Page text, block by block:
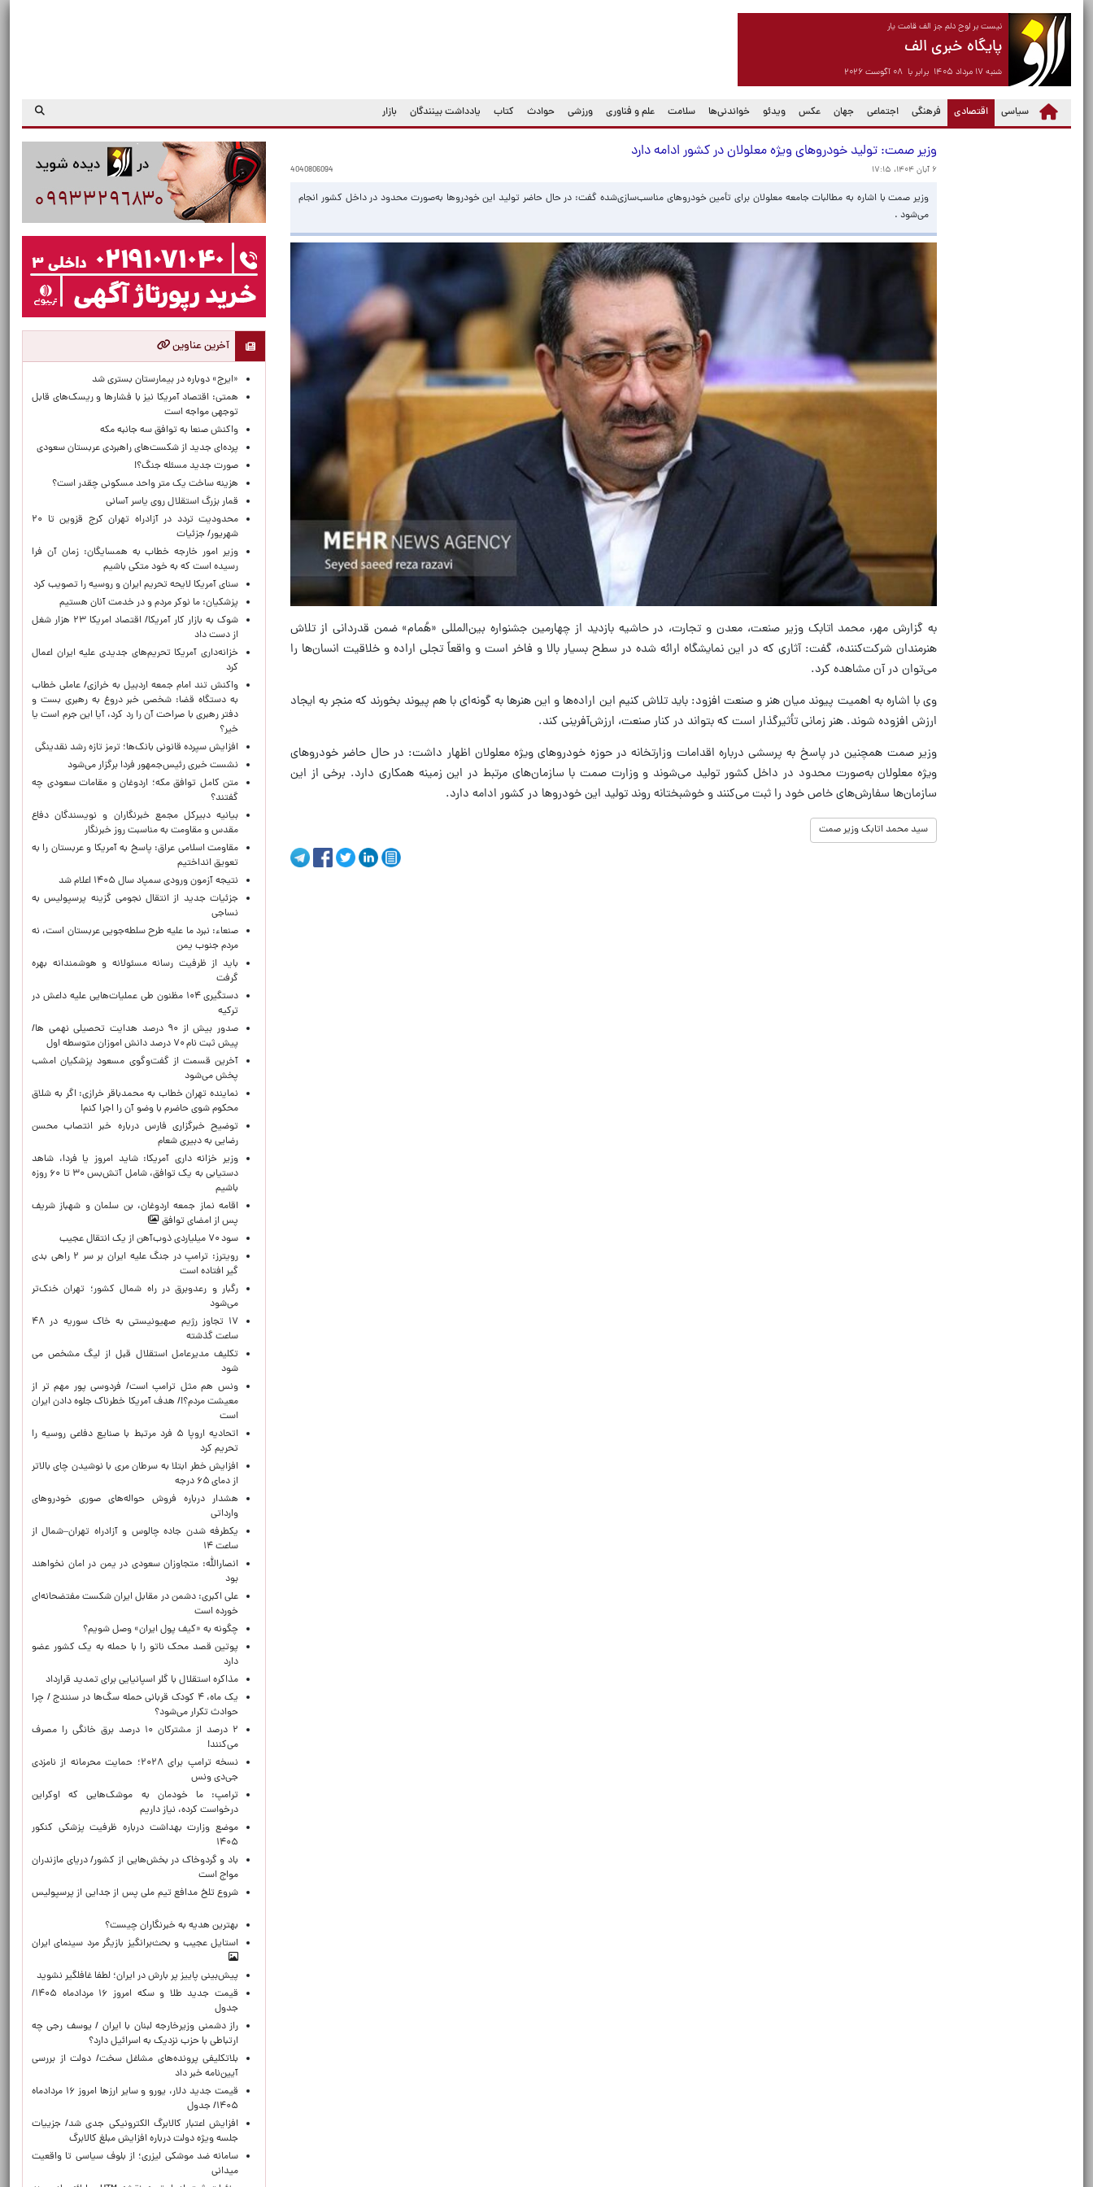
نیست بر لوح دلم جز الف قامت یار
پایگاه خبری الف
شنبه ۱۷ مرداد ۱۴۰۵ برابر با ۰۸ آگوست ۲۰۲۶
سیاسی اقتصادی
(current) فرهنگی اجتماعی جهان عکس ویدئو خواندنی‌ها سلامت علم و فناوری ورزشی حوادث کتاب یادداشت بینندگان بازار
وزیر صمت: تولید خودروهای ویژه معلولان در کشور ادامه دارد
۶ آبان ۱۴۰۴، ۱۷:۱۵ 4040806094
وزیر صمت با اشاره به مطالبات جامعه معلولان برای تأمین خودروهای مناسب‌سازی‌شده گفت: در حال حاضر تولید این خودروها به‌صورت محدود در داخل کشور انجام
می‌شود .
به گزارش مهر، محمد اتابک وزیر صنعت، معدن و تجارت، در حاشیه بازدید از چهارمین جشنواره بین‌المللی «هُمام» ضمن قدردانی از تلاش
هنرمندان شرکت‌کننده، گفت: آثاری که در این نمایشگاه ارائه شده در سطح بسیار بالا و فاخر است و واقعاً تجلی اراده و خلاقیت انسان‌ها را
می‌توان در آن مشاهده کرد.
وی با اشاره به اهمیت پیوند میان هنر و صنعت افزود: باید تلاش کنیم این اراده‌ها و این هنرها به گونه‌ای با هم پیوند بخورند که منجر به ایجاد
ارزش افزوده شوند. هنر زمانی تأثیرگذار است که بتواند در کنار صنعت، ارزش‌آفرینی کند.
وزیر صمت همچنین در پاسخ به پرسشی درباره اقدامات وزارتخانه در حوزه خودروهای ویژه معلولان اظهار داشت: در حال حاضر خودروهای
ویژه معلولان به‌صورت محدود در داخل کشور تولید می‌شوند و وزارت صمت با سازمان‌های مرتبط در این زمینه همکاری دارد. برخی از این
سازمان‌ها سفارش‌های خاص خود را ثبت می‌کنند و خوشبختانه روند تولید این خودروها در کشور ادامه دارد.
سید محمد اتابک وزیر صمت
آخرین عناوین
«ایرج» دوباره در بیمارستان بستری شد
همتی: اقتصاد آمریکا نیز با فشارها و ریسک‌های قابل
توجهی مواجه است
واکنش صنعا به توافق سه جانبه مکه
پرده‌ای جدید از شکست‌های راهبردی عربستان سعودی
صورت جدید مسئله جنگ؟!
هزینه ساخت یک متر واحد مسکونی چقدر است؟
قمار بزرگ استقلال روی یاسر آسانی
محدودیت تردد در آزادراه تهران کرج قزوین تا ۲۰
شهریور/ جزئیات
وزیر امور خارجه خطاب به همسایگان: زمان آن فرا
رسیده است که به خود متکی باشیم
سنای آمریکا لایحه تحریم ایران و روسیه را تصویب کرد
پزشکیان: ما نوکر مردم و در خدمت آنان هستیم
شوک به بازار کار آمریکا/ اقتصاد امریکا ۲۳ هزار شغل
از دست داد
خزانه‌داری آمریکا تحریم‌های جدیدی علیه ایران اعمال
کرد
واکنش تند امام جمعه اردبیل به خرازی/ عاملی خطاب
به دستگاه قضا: شخصی خبر دروغ به رهبری بست و
دفتر رهبری با صراحت آن را رد کرد، آیا این جرم است یا
خیر؟
افزایش سپرده قانونی بانک‌ها؛ ترمز تازه رشد نقدینگی
نشست خبری رئیس‌جمهور فردا برگزار می‌شود
متن کامل توافق مکه؛ اردوغان و مقامات سعودی چه
گفتند؟
بیانیه دبیرکل مجمع خبرنگاران و نویسندگان دفاع
مقدس و مقاومت به مناسبت روز خبرنگار
مقاومت اسلامی عراق: پاسخ به آمریکا و عربستان را به
تعویق انداختیم
نتیجه آزمون ورودی سمپاد سال ۱۴۰۵ اعلام شد
جزئیات جدید از انتقال نجومی گزینه پرسپولیس به
نساجی
صنعاء: نبرد ما علیه طرح سلطه‌جویی عربستان است، نه
مردم جنوب یمن
باید از ظرفیت رسانه مسئولانه و هوشمندانه بهره
گرفت
دستگیری ۱۰۴ مظنون طی عملیات‌هایی علیه داعش در
ترکیه
صدور بیش از ۹۰ درصد هدایت تحصیلی نهمی ها/
پیش ثبت نام ۷۰ درصد دانش اموزان متوسطه اول
آخرین قسمت از گفت‌وگوی مسعود پزشکیان امشب
پخش می‌شود
نماینده تهران خطاب به محمدباقر خرازی: اگر به شلاق
محکوم شوی حاضرم با وضو آن را اجرا کنم!
توضیح خبرگزاری فارس درباره خبر انتصاب محسن
رضایی به دبیری شعام
وزیر خزانه داری آمریکا: شاید امروز یا فردا، شاهد
دستیابی به یک توافق، شامل آتش‌بس ۳۰ تا ۶۰ روزه
باشیم
اقامه نماز جمعه اردوغان، بن ‌سلمان و شهباز شریف
پس از امضای توافق
سود ۷۰ میلیاردی ذوب‌آهن از یک انتقال عجیب
رویترز: ترامپ در جنگ علیه ایران بر سر ۲ راهی بدی
گیر افتاده است
رگبار و رعدوبرق در راه شمال کشور؛ تهران خنک‌تر
می‌شود
۱۷ تجاوز رژیم صهیونیستی به خاک سوریه در ۴۸
ساعت گذشته
تکلیف مدیرعامل استقلال قبل از لیگ مشخص می
شود
ونس هم مثل ترامپ است/ فردوسی پور مهم تر از
معیشت مردم؟!/ هدف آمریکا خطرناک جلوه دادن ایران
است
اتحادیه اروپا ۵ فرد مرتبط با صنایع دفاعی روسیه را
تحریم کرد
افزایش خطر ابتلا به سرطان مری با نوشیدن چای بالاتر
از دمای ۶۵ درجه
هشدار درباره فروش حواله‌های صوری خودروهای
وارداتی
یکطرفه شدن جاده چالوس و آزادراه تهران–شمال از
ساعت ۱۴
انصارالله: متجاوزان سعودی در یمن در امان نخواهند
بود
علی اکبری: دشمن در مقابل ایران شکست مفتضحانه‌ای
خورده است
چگونه به «کیف پول ایران» وصل شویم؟
پوتین قصد محک ناتو را با حمله به یک کشور عضو
دارد
مذاکره استقلال با گلر اسپانیایی برای تمدید قرارداد
یک ماه، ۴ کودک قربانی حمله سگ‌ها در سنندج / چرا
حوادث تکرار می‌شود؟
۲ درصد از مشترکان ۱۰ درصد برق خانگی را مصرف
می‌کنند!
نسخه ترامپ برای ۲۰۲۸؛ حمایت محرمانه از نامزدی
جی‌دی ونس
ترامپ: ما خودمان به موشک‌هایی که اوکراین
درخواست کرده، نیاز داریم
موضع وزارت بهداشت درباره ظرفیت پزشکی کنکور
۱۴۰۵
باد و گردوخاک در بخش‌هایی از کشور/ دریای مازندران
مواج است
شروع تلخ مدافع تیم ملی پس از جدایی از پرسپولیس
بهترین هدیه به خبرنگاران چیست؟
استایل عجیب و بحث‌برانگیز بازیگر مرد سینمای ایران
پیش‌بینی پاییز پر بارش در ایران؛ لطفا غافلگیر نشوید
قیمت جدید طلا و سکه امروز ۱۶ مردادماه ۱۴۰۵/
جدول
راز دشمنی وزیرخارجه لبنان با ایران / یوسف رجی چه
ارتباطی با حزب نزدیک به اسرائیل دارد؟
بلاتکلیفی پرونده‌های مشاغل سخت/ دولت از بررسی
آیین‌نامه خبر داد
قیمت جدید دلار، یورو و سایر ارزها امروز ۱۶ مردادماه
۱۴۰۵/ جدول
افزایش اعتبار کالابرگ الکترونیکی جدی شد/ جزییات
جلسه ویژه دولت درباره افزایش مبلغ کالابرگ
سامانه ضد موشکی لیزری؛ از بلوف سیاسی تا واقعیت
میدانی